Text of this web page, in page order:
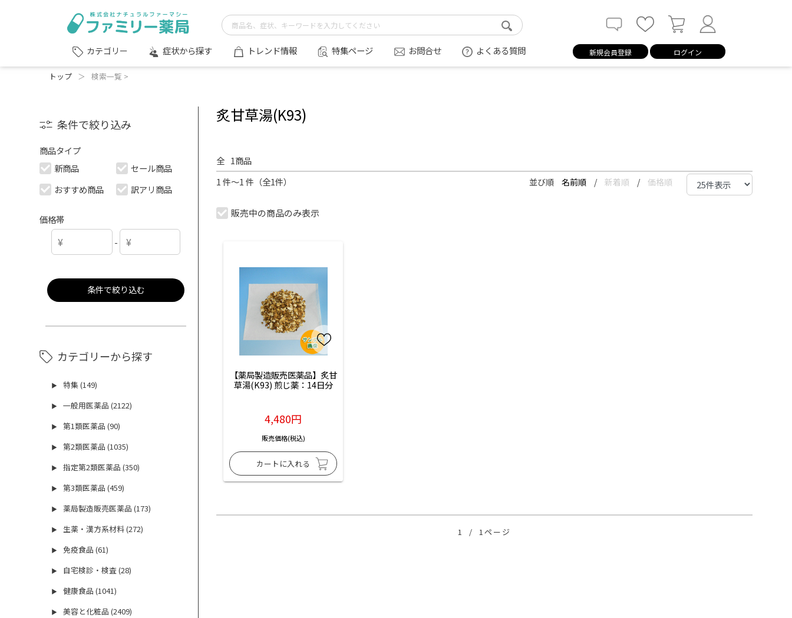
カテゴリー 症状から探す トレンド情報 特集ページ お問合せ よくある質問 新規会員登録 ログイン
トップ ＞ 検索一覧 >
条件で絞り込み
商品タイプ
新商品
セール商品
おすすめ商品
訳アリ商品
価格帯
-
条件で絞り込む
カテゴリーから探す
▶ 特集 (149)
▶ 一般用医薬品 (2122)
▶ 第1類医薬品 (90)
▶ 第2類医薬品 (1035)
▶ 指定第2類医薬品 (350)
▶ 第3類医薬品 (459)
▶ 薬局製造販売医薬品 (173)
▶ 生薬・漢方系材料 (272)
▶ 免疫食品 (61)
▶ 自宅検診・検査 (28)
▶ 健康食品 (1041)
▶ 美容と化粧品 (2409)
炙甘草湯(K93)
全 1商品
1 件～1 件（全1件）
並び順 名前順 / 新着順 / 価格順
販売中の商品のみ表示
【薬局製造販売医薬品】炙甘
草湯(K93) 煎じ薬：14日分
4,480円
販売価格(税込)
1 / 1ページ